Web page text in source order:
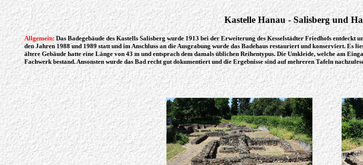
Kastelle Hanau - Salisberg und
Allgemein:Das Badegebäude des Kastells Salisberg wurde 1913 bei der Erweiterung des Kesselstädter Friedhofs
den Jahren 1988 und 1989 statt und im Anschluss an die Ausgrabung wurde das Badehaus restauriert und konserviert. Es
ältere Gebäude hatte eine Länge von 43 m und entsprach dem damals üblichen Reihentypus. Die Umkleide, welche am
Fachwerk bestand. Ansonsten wurde das Bad recht gut dokumentiert und die Ergebnisse sind auf mehreren Tafeln